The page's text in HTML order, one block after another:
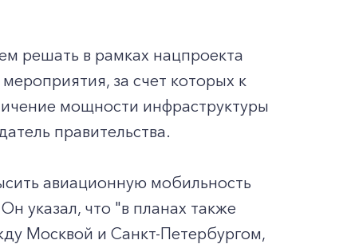
решать в рамках нацпроекта
за счет которых к
мощности инфраструктуры
правительства.
авиационную мобильность
указал, что "в планах также
Москвой и Санкт-Петербургом,